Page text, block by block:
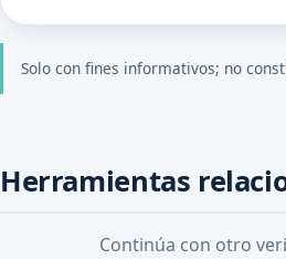
Solo con fines informativos; no
Herramientas
Continúa con otro